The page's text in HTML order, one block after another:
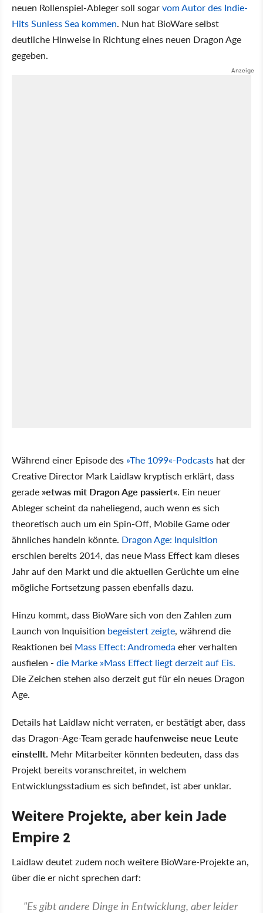
neuen Rollenspiel-Ableger soll sogarvom Autor des Indie-
Hits Sunless Sea kommen. Nun hat BioWare selbst
deutliche Hinweise in Richtung eines neuen Dragon Age
gegeben.
Während einer Episode des »The 1099«-Podcasts hat der
Creative Director Mark Laidlaw kryptisch erklärt, dass
gerade »etwas mit Dragon Age passiert«. Ein neuer
Ableger scheint da naheliegend, auch wenn es sich
theoretisch auch um ein Spin-Off, Mobile Game oder
ähnliches handeln könnte. Dragon Age: Inquisition
erschien bereits 2014, das neue Mass Effect kam dieses
Jahr auf den Markt und die aktuellen Gerüchte um eine
mögliche Fortsetzung passen ebenfalls dazu.
Hinzu kommt, dass BioWare sich von den Zahlen zum
Launch von Inquisition begeistert zeigte, während die
Reaktionen bei Mass Effect: Andromeda eher verhalten
ausfielen - die Marke »Mass Effect liegt derzeit auf Eis.
Die Zeichen stehen also derzeit gut für ein neues Dragon
Age.
Details hat Laidlaw nicht verraten, er bestätigt aber, dass
das Dragon-Age-Team gerade haufenweise neue Leute
einstellt. Mehr Mitarbeiter könnten bedeuten, dass das
Projekt bereits voranschreitet, in welchem
Entwicklungsstadium es sich befindet, ist aber unklar.
Weitere Projekte, aber kein Jade
Empire 2
Laidlaw deutet zudem noch weitere BioWare-Projekte an,
über die er nicht sprechen darf:
"Es gibt andere Dinge in Entwicklung, aber leider